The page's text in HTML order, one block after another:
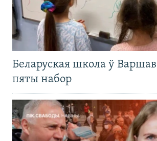
Беларуская школа ў
пяты набор